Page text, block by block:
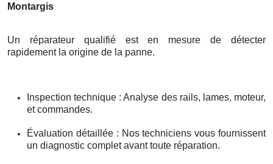
Montargis
Un réparateur qualifié est en mesure de détecter
rapidement la origine de la panne.
Inspection technique : Analyse des rails, lames, moteur,
et commandes.
Évaluation détaillée : Nos techniciens vous fournissent
un diagnostic complet avant toute réparation.